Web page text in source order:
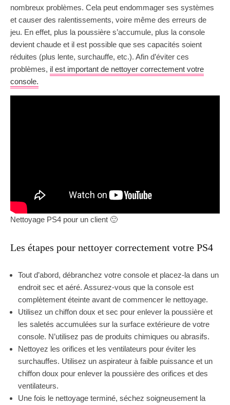
nombreux problèmes. Cela peut endommager ses systèmes
et causer des ralentissements, voire même des erreurs de
jeu. En effet, plus la poussière s’accumule, plus la console
devient chaude et il est possible que ses capacités soient
réduites (plus lente, surchauffe, etc.). Afin d’éviter ces
problèmes, il est important de nettoyer correctement votre
console.
Nettoyage PS4 pour un client 🙂
Les étapes pour nettoyer correctement votre PS4
Tout d’abord, débranchez votre console et placez-la dans un
endroit sec et aéré. Assurez-vous que la console est
complètement éteinte avant de commencer le nettoyage.
Utilisez un chiffon doux et sec pour enlever la poussière et
les saletés accumulées sur la surface extérieure de votre
console. N’utilisez pas de produits chimiques ou abrasifs.
Nettoyez les orifices et les ventilateurs pour éviter les
surchauffes. Utilisez un aspirateur à faible puissance et un
chiffon doux pour enlever la poussière des orifices et des
ventilateurs.
Une fois le nettoyage terminé, séchez soigneusement la